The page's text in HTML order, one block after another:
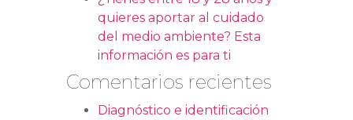
quieres aportar al cuidado
del medio ambiente? Esta
información es para ti
Comentarios recientes
Diagnóstico e identificación